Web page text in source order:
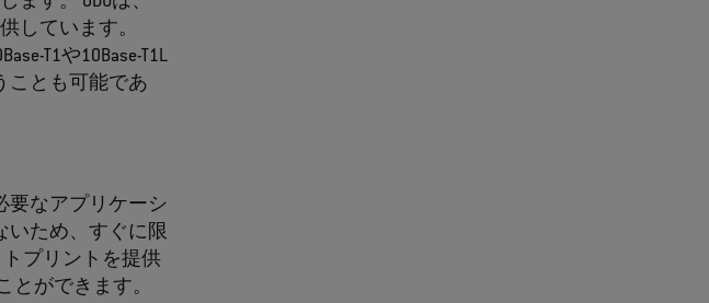
しています。
T1や10Base-T1L
ことも可能であ
要なアプリケーシ
いため、すぐに限
トプリントを提供
とができます。